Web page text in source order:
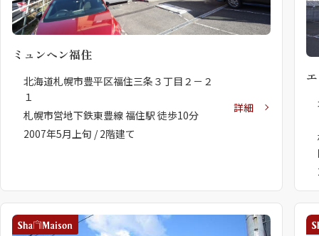
ミュンヘン福住
北海道札幌市豊平区福住三条３丁目２－２
１
札幌市営地下鉄東豊線 福住駅 徒歩10分
2007年5月上旬 / 2階建て
詳細